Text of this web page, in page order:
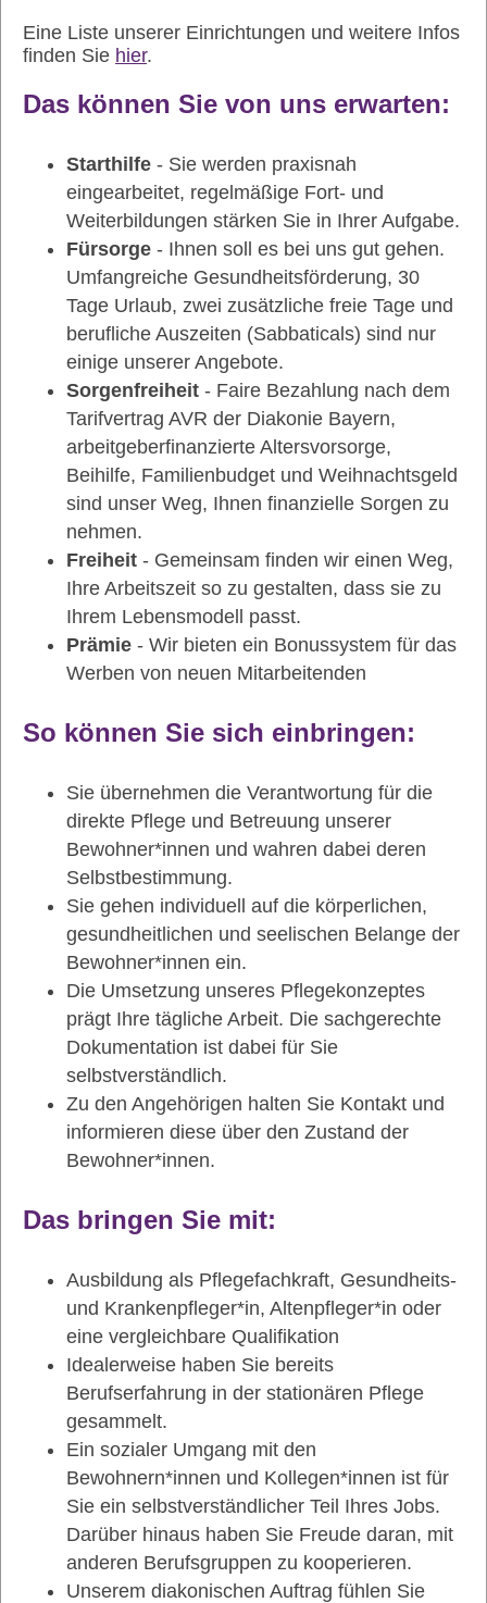
Eine Liste unserer Einrichtungen und weitere Infos
finden Sie hier.
Das können Sie von uns erwarten:
Starthilfe - Sie werden praxisnah
eingearbeitet, regelmäßige Fort- und
Weiterbildungen stärken Sie in Ihrer Aufgabe.
Fürsorge - Ihnen soll es bei uns gut gehen.
Umfangreiche Gesundheitsförderung, 30
Tage Urlaub, zwei zusätzliche freie Tage und
berufliche Auszeiten (Sabbaticals) sind nur
einige unserer Angebote.
Sorgenfreiheit - Faire Bezahlung nach dem
Tarifvertrag AVR der Diakonie Bayern,
arbeitgeberfinanzierte Altersvorsorge,
Beihilfe, Familienbudget und Weihnachtsgeld
sind unser Weg, Ihnen finanzielle Sorgen zu
nehmen.
Freiheit - Gemeinsam finden wir einen Weg,
Ihre Arbeitszeit so zu gestalten, dass sie zu
Ihrem Lebensmodell passt.
Prämie - Wir bieten ein Bonussystem für das
Werben von neuen Mitarbeitenden
So können Sie sich einbringen:
Sie übernehmen die Verantwortung für die
direkte Pflege und Betreuung unserer
Bewohner*innen und wahren dabei deren
Selbstbestimmung.
Sie gehen individuell auf die körperlichen,
gesundheitlichen und seelischen Belange der
Bewohner*innen ein.
Die Umsetzung unseres Pflegekonzeptes
prägt Ihre tägliche Arbeit. Die sachgerechte
Dokumentation ist dabei für Sie
selbstverständlich.
Zu den Angehörigen halten Sie Kontakt und
informieren diese über den Zustand der
Bewohner*innen.
Das bringen Sie mit:
Ausbildung als Pflegefachkraft, Gesundheits-
und Krankenpfleger*in, Altenpfleger*in oder
eine vergleichbare Qualifikation
Idealerweise haben Sie bereits
Berufserfahrung in der stationären Pflege
gesammelt.
Ein sozialer Umgang mit den
Bewohnern*innen und Kollegen*innen ist für
Sie ein selbstverständlicher Teil Ihres Jobs.
Darüber hinaus haben Sie Freude daran, mit
anderen Berufsgruppen zu kooperieren.
Unserem diakonischen Auftrag fühlen Sie